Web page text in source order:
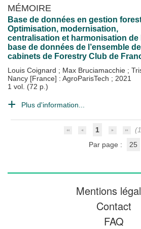
MÉMOIRE
Base de données en gestion
Optimisation, modernisation,
centralisation et harmonisation de
base de données de l’ensemble
cabinets de Forestry Club de
Louis Coignard ; Max Bruciamacchie ;
Nancy [France] : AgroParisTech ; 2021
1 vol. (72 p.)
Plus d'information...
1
Par page :
25
Mentions
Contact
FAQ